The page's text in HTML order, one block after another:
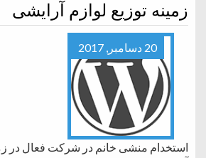
زمینه توزیع لوازم آرایشی
20 دسامبر, 2017
استخدام منشی خانم در شرکت فعال در